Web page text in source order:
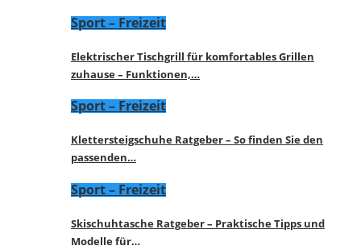
Sport – Freizeit
Elektrischer Tischgrill für komfortables Grillen
zuhause – Funktionen,…
Sport – Freizeit
Klettersteigschuhe Ratgeber – So finden Sie den
passenden…
Sport – Freizeit
Skischuhtasche Ratgeber – Praktische Tipps und
Modelle für…